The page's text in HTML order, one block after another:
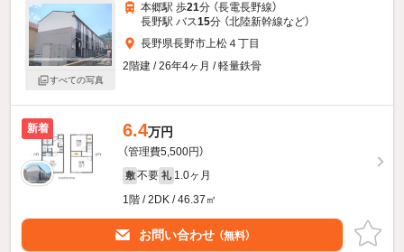
すべての写真
本郷駅 歩21分 （長電長野線）
長野駅 バス15分 （北陸新幹線など）
長野県長野市上松４丁目
2階建 / 26年4ヶ月 / 軽量鉄骨
新着 6.4万円
（管理費5,500円）
敷 不要 礼 1.0ヶ月
1階 / 2DK / 46.37㎡
お問い合わせ （無料）